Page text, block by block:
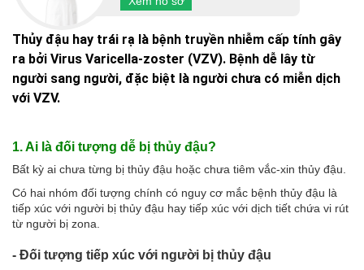
Thủy đậu hay trái rạ là bệnh truyền nhiễm cấp tính gây
ra bởi Virus Varicella-zoster (VZV). Bệnh dễ lây từ
người sang người, đặc biệt là người chưa có miễn dịch
với VZV.
1. Ai là đối tượng dễ bị thủy đậu?
Bất kỳ ai chưa từng bị thủy đậu hoặc chưa tiêm vắc-xin thủy đậu.
Có hai nhóm đối tượng chính có nguy cơ mắc bệnh thủy đậu là
tiếp xúc với người bị thủy đậu hay tiếp xúc với dịch tiết chứa vi rút
từ người bị zona.
- Đối tượng tiếp xúc với người bị thủy đậu